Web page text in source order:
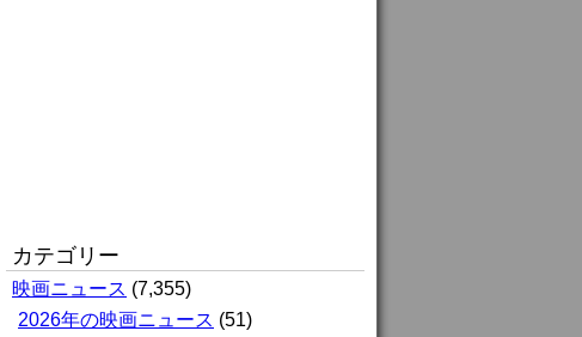
カテゴリー
映画ニュース (7,355)
2026年の映画ニュース (51)